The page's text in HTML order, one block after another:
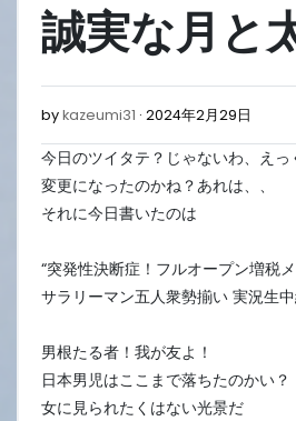
誠実な月と
bykazeumi31 2024年2月29日
29
今日のツイタテ？じゃないわ、え
変更になったのかね？あれは、、
それに今日書いたのは
“突発性決断症！フルオープン増税
サラリーマン五人衆勢揃い 実況生
男根たる者！我が友よ！
日本男児はここまで落ちたのかい？
女に見られたくはない光景だ